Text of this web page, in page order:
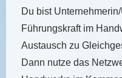
Du bist
Führungskraft im
Austausch zu
Dann nutze das